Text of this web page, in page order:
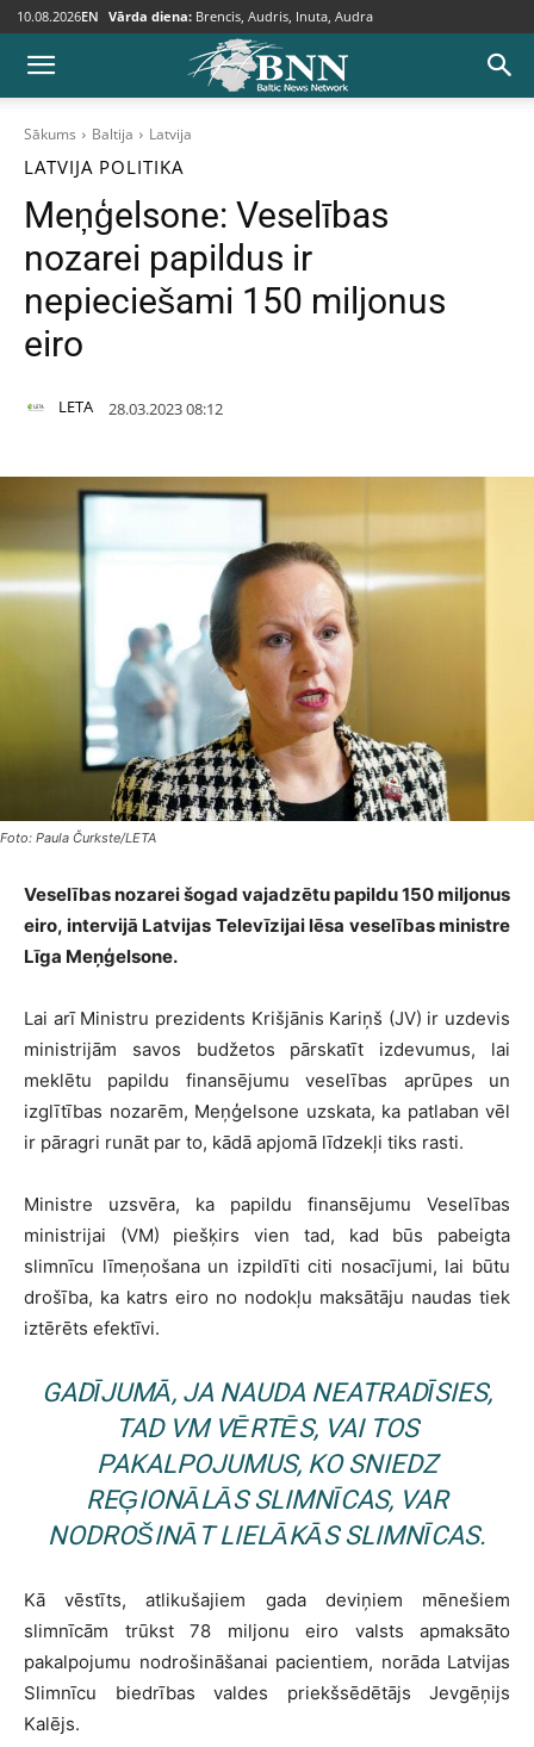
10.08.2026EN Vārda diena: Brencis, Audris, Inuta, Audra
Sākums Baltija Latvija
LATVIJA POLITIKA
Meņģelsone: Veselības
nozarei papildus ir
nepieciešami 150 miljonus
eiro
LETA 28.03.2023 08:12
Foto: Paula Čurkste/LETA
Veselības nozarei šogad vajadzētu papildu 150 miljonus
eiro, intervijā Latvijas Televīzijai lēsa veselības ministre
Līga Meņģelsone.
Lai arī Ministru prezidents Krišjānis Kariņš (JV) ir uzdevis
ministrijām savos budžetos pārskatīt izdevumus, lai
meklētu papildu finansējumu veselības aprūpes un
izglītības nozarēm, Meņģelsone uzskata, ka patlaban vēl
ir pāragri runāt par to, kādā apjomā līdzekļi tiks rasti.
Ministre uzsvēra, ka papildu finansējumu Veselības
ministrijai (VM) piešķirs vien tad, kad būs pabeigta
slimnīcu līmeņošana un izpildīti citi nosacījumi, lai būtu
drošība, ka katrs eiro no nodokļu maksātāju naudas tiek
iztērēts efektīvi.
GADĪJUMĀ, JA NAUDA NEATRADĪSIES,
TAD VM VĒRTĒS, VAI TOS
PAKALPOJUMUS, KO SNIEDZ
REĢIONĀLĀS SLIMNĪCAS, VAR
NODROŠINĀT LIELĀKĀS SLIMNĪCAS.
Kā vēstīts, atlikušajiem gada deviņiem mēnešiem
slimnīcām trūkst 78 miljonu eiro valsts apmaksāto
pakalpojumu nodrošināšanai pacientiem, norāda Latvijas
Slimnīcu biedrības valdes priekšsēdētājs Jevgēņijs
Kalējs.